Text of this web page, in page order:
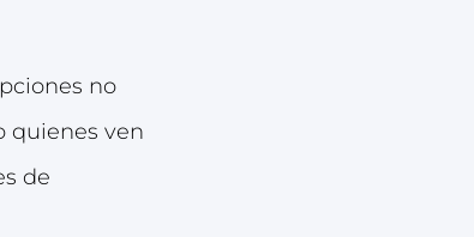
no
quienes ven
de